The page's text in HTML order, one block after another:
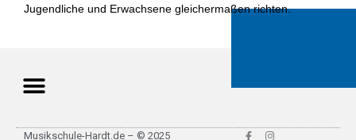
Jugendliche und Erwachsene gleichermaßen richten.
Musikschule-Hardt.de – © 2025
F
I